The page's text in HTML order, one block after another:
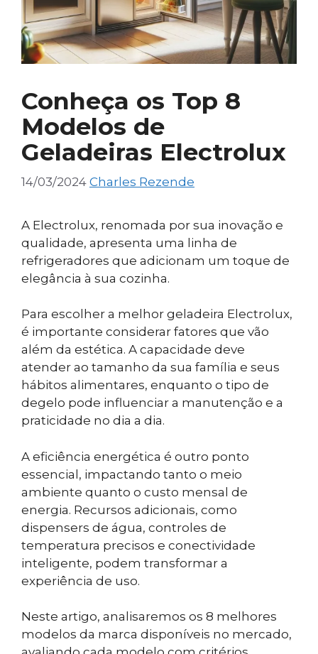
Conheça os Top 8
Modelos de
Geladeiras Electrolux
14/03/2024 Charles Rezende
A Electrolux, renomada por sua inovação e
qualidade, apresenta uma linha de
refrigeradores que adicionam um toque de
elegância à sua cozinha.
Para escolher a melhor geladeira Electrolux,
é importante considerar fatores que vão
além da estética. A capacidade deve
atender ao tamanho da sua família e seus
hábitos alimentares, enquanto o tipo de
degelo pode influenciar a manutenção e a
praticidade no dia a dia.
A eficiência energética é outro ponto
essencial, impactando tanto o meio
ambiente quanto o custo mensal de
energia. Recursos adicionais, como
dispensers de água, controles de
temperatura precisos e conectividade
inteligente, podem transformar a
experiência de uso.
Neste artigo, analisaremos os 8 melhores
modelos da marca disponíveis no mercado,